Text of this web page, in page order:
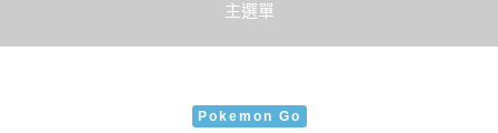
主選單
Pokemon Go